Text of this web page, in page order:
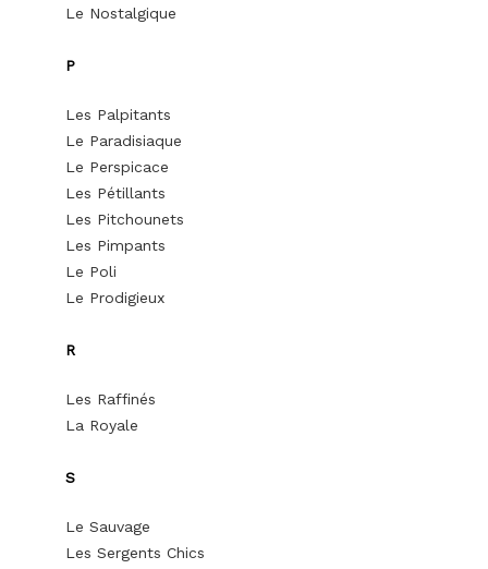
Le Nostalgique
P
Les Palpitants
Le Paradisiaque
Le Perspicace
Les Pétillants
Les Pitchounets
Les Pimpants
Le Poli
Le Prodigieux
R
Les Raffinés
La Royale
S
Le Sauvage
Les Sergents Chics